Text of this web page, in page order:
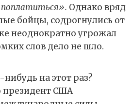
поплатиться». Однако вряд
бойцы, содрогнулись от
неоднократно угрожал
слов дело не шло.
на этот раз?
президент США